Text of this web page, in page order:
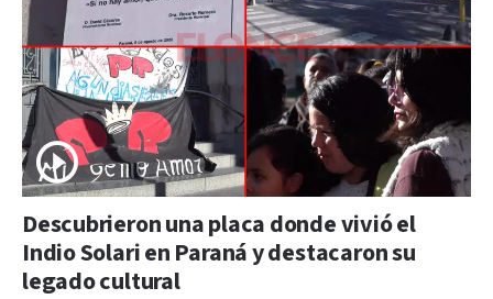
Descubrieron una placa donde vivió el
Indio Solari en Paraná y destacaron su
legado cultural